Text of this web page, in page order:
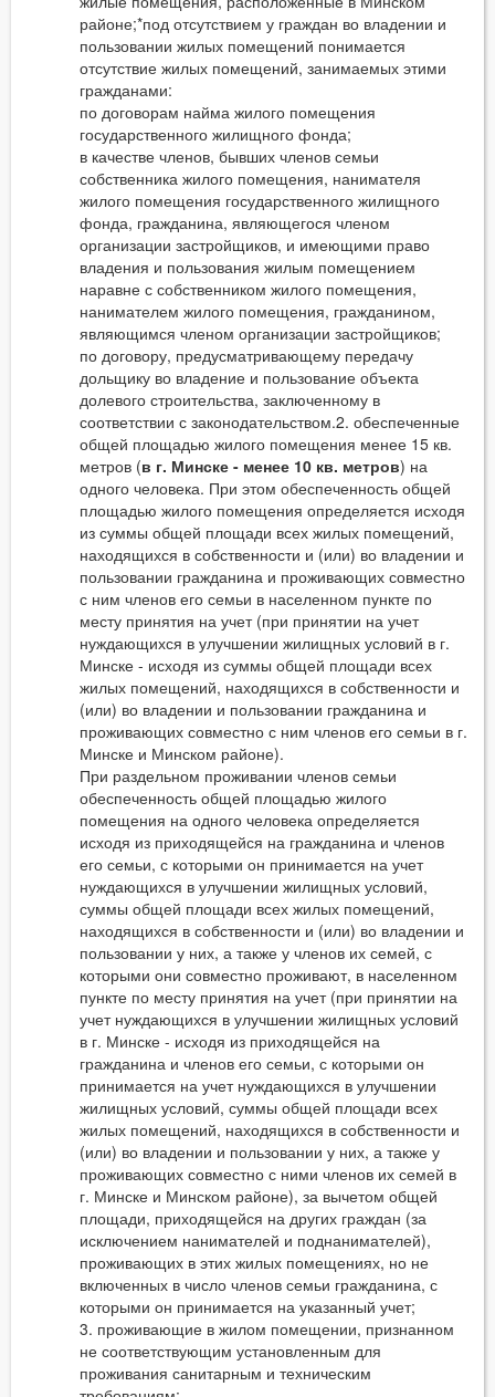
районе;*под отсутствием у граждан во владении и
пользовании жилых помещений понимается
отсутствие жилых помещений, занимаемых этими
гражданами:
по договорам найма жилого помещения
государственного жилищного фонда;
в качестве членов, бывших членов семьи
собственника жилого помещения, нанимателя
жилого помещения государственного жилищного
фонда, гражданина, являющегося членом
организации застройщиков, и имеющими право
владения и пользования жилым помещением
наравне с собственником жилого помещения,
нанимателем жилого помещения, гражданином,
являющимся членом организации застройщиков;
по договору, предусматривающему передачу
дольщику во владение и пользование объекта
долевого строительства, заключенному в
соответствии с законодательством.2. обеспеченные
общей площадью жилого помещения менее 15 кв.
метров (в г. Минске - менее 10 кв. метров) на
одного человека. При этом обеспеченность общей
площадью жилого помещения определяется исходя
из суммы общей площади всех жилых помещений,
находящихся в собственности и (или) во владении и
пользовании гражданина и проживающих совместно
с ним членов его семьи в населенном пункте по
месту принятия на учет (при принятии на учет
нуждающихся в улучшении жилищных условий в г.
Минске - исходя из суммы общей площади всех
жилых помещений, находящихся в собственности и
(или) во владении и пользовании гражданина и
проживающих совместно с ним членов его семьи в г.
Минске и Минском районе).
При раздельном проживании членов семьи
обеспеченность общей площадью жилого
помещения на одного человека определяется
исходя из приходящейся на гражданина и членов
его семьи, с которыми он принимается на учет
нуждающихся в улучшении жилищных условий,
суммы общей площади всех жилых помещений,
находящихся в собственности и (или) во владении и
пользовании у них, а также у членов их семей, с
которыми они совместно проживают, в населенном
пункте по месту принятия на учет (при принятии на
учет нуждающихся в улучшении жилищных условий
в г. Минске - исходя из приходящейся на
гражданина и членов его семьи, с которыми он
принимается на учет нуждающихся в улучшении
жилищных условий, суммы общей площади всех
жилых помещений, находящихся в собственности и
(или) во владении и пользовании у них, а также у
проживающих совместно с ними членов их семей в
г. Минске и Минском районе), за вычетом общей
площади, приходящейся на других граждан (за
исключением нанимателей и поднанимателей),
проживающих в этих жилых помещениях, но не
включенных в число членов семьи гражданина, с
которыми он принимается на указанный учет;
3. проживающие в жилом помещении, признанном
не соответствующим установленным для
проживания санитарным и техническим